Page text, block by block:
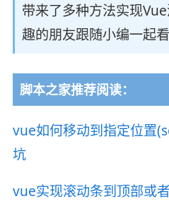
带来了多种方法实现
趣的朋友跟随小编一起
脚本之家推荐阅读：
vue如何移动到指定位置
坑
vue实现滚动条到顶部或